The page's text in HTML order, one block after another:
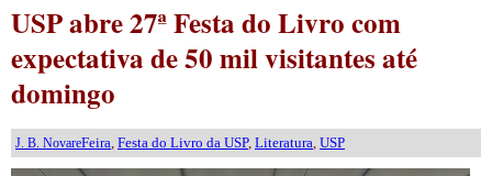
USP abre 27ª Festa do Livro com
expectativa de 50 mil visitantes até
domingo
J. B. NovareFeira Festa do Livro da USP, Literatura USP